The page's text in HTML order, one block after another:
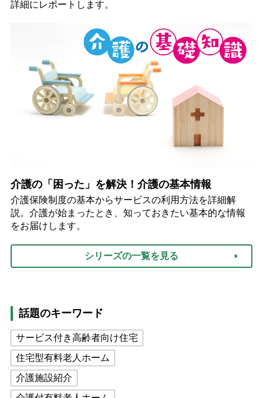
詳細にレポートします。
介護の「困った」を解決！介護の基本情報
介護保険制度の基本からサービスの利用方法を詳細解
説。介護が始まったとき、知っておきたい基本的な情報
をお届けします。
シリーズの一覧を見る
話題のキーワード
サービス付き高齢者向け住宅
住宅型有料老人ホーム
介護施設紹介